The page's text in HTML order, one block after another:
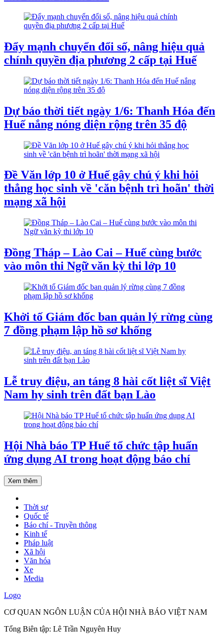
Đẩy mạnh chuyển đổi số, nâng hiệu quả
chính quyền địa phương 2 cấp tại Huế
Dự báo thời tiết ngày 1/6: Thanh Hóa đến
Huế nắng nóng diện rộng trên 35 độ
Đề Văn lớp 10 ở Huế gây chú ý khi hỏi
thẳng học sinh về 'căn bệnh trì hoãn' thời
mạng xã hội
Đồng Tháp – Lào Cai – Huế cùng bước
vào môn thi Ngữ văn kỳ thi lớp 10
Khởi tố Giám đốc ban quản lý rừng cùng
7 đồng phạm lập hồ sơ khống
Lễ truy điệu, an táng 8 hài cốt liệt sĩ Việt
Nam hy sinh trên đất bạn Lào
Hội Nhà báo TP Huế tổ chức tập huấn
ứng dụng AI trong hoạt động báo chí
Xem thêm
Thời sự
Quốc tế
Báo chí - Truyền thông
Kinh tế
Pháp luật
Xã hội
Văn hóa
Xe
Media
Logo
CƠ QUAN NGÔN LUẬN CỦA HỘI NHÀ BÁO VIỆT NAM
Tổng Biên tập: Lê Trần Nguyên Huy